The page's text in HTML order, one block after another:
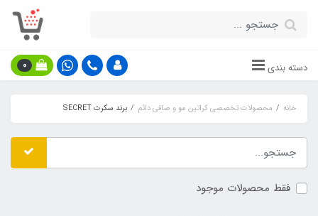
دسته بندی 0
خانه محصولات تخصصی کراتین مو و صافی دائم برند سکرت SECRET
فقط محصولات موجود